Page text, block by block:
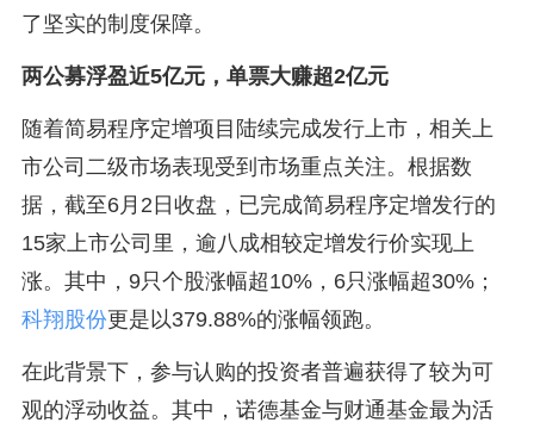
了坚实的制度保障。
两公募浮盈近5亿元，单票大赚超2亿元
随着简易程序定增项目陆续完成发行上市，相关上
市公司二级市场表现受到市场重点关注。根据数
据，截至6月2日收盘，已完成简易程序定增发行的
15家上市公司里，逾八成相较定增发行价实现上
涨。其中，9只个股涨幅超10%，6只涨幅超30%；
科翔股份更是以379.88%的涨幅领跑。
在此背景下，参与认购的投资者普遍获得了较为可
观的浮动收益。其中，诺德基金与财通基金最为活